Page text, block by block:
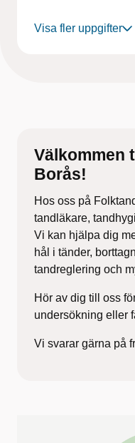
Visa fler uppgifter
Välkommen
Borås!
Hos oss på
tandläkare,
Vi kan hjälpa dig
hål i tänder,
tandreglering och
Hör av dig till oss
undersökning eller
Vi svarar gärna på